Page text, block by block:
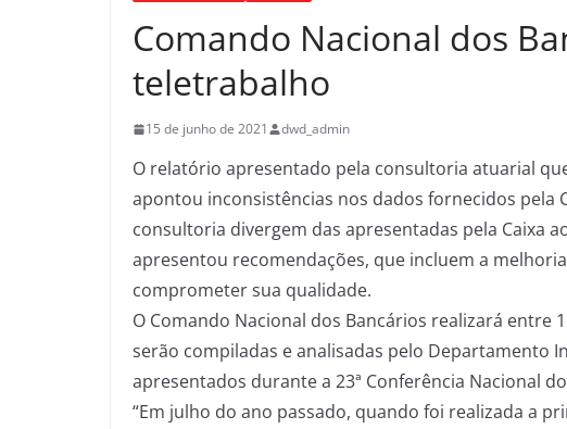
Comando Nacional dos
teletrabalho
15 de junho de 2021 dwd_admin
O relatório apresentado pela consultoria atuarial
apontou inconsistências nos dados fornecidos pela
consultoria divergem das apresentadas pela Caixa
apresentou recomendações, que incluem a
comprometer sua qualidade.
O Comando Nacional dos Bancários realizará entre
serão compiladas e analisadas pelo Departamento
apresentados durante a 23ª Conferência Nacional
“Em julho do ano passado, quando foi realizada a